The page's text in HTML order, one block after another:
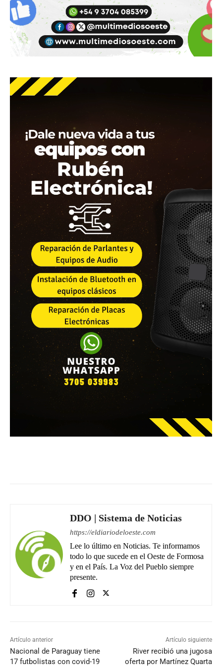
DDO | Sistema de Noticias
https://eldiariodeloeste.com
Lee lo último en Noticias. Te informamos
todo lo que sucede en el Oeste de Formosa
y en el País. La Voz del Pueblo siempre
presente.
Artículo anterior
Nacional de Paraguay tiene
17 futbolistas con covid-19
Artículo siguiente
River recibió una jugosa
oferta por Martínez Quarta